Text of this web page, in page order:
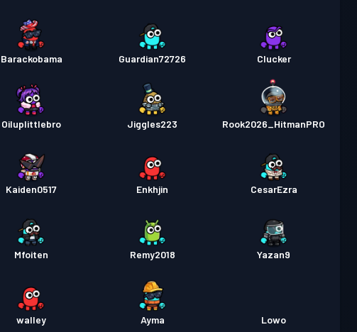
Barackobama Guardian72726 Clucker
Oiluplittlebro Jiggles223 Rook2026_HitmanPRO
Kaiden0517 Enkhjin CesarEzra
Mfoiten Remy2018 Yazan9
walley Ayma Lowo